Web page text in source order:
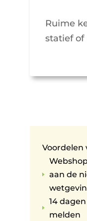
Ruime
statief of
Voordelen
E
aan de
E
14
melden